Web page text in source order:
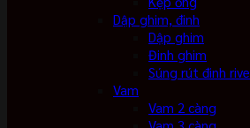
Dập ghim, đinh
Dập ghim
Đinh ghim
Súng rút đinh rive
Vam
Vam 2 càng